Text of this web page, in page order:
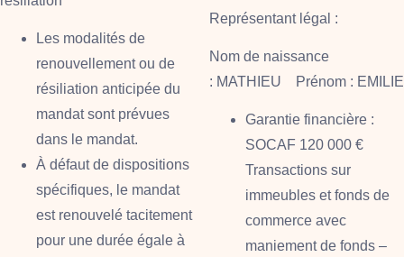
Les modalités de
renouvellement ou de
résiliation anticipée du
mandat sont prévues
dans le mandat.
À défaut de dispositions
spécifiques, le mandat
est renouvelé tacitement
pour une durée égale à
Représentant légal :
Nom de naissance
: MATHIEU Prénom : EMILIE
Garantie financière :
SOCAF 120 000 €
Transactions sur
immeubles et fonds de
commerce avec
maniement de fonds –